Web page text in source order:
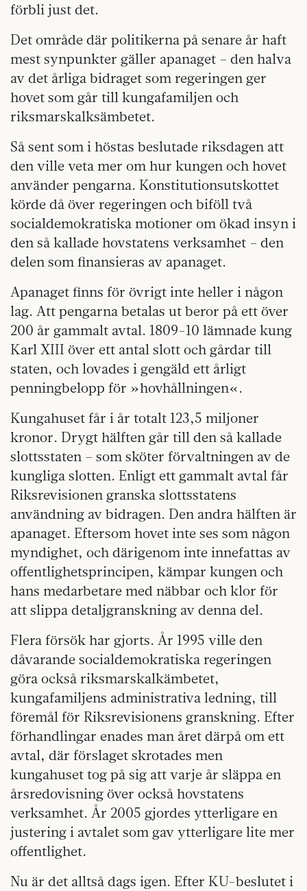
förbli just det.
Det område där politikerna på senare år haft
mest synpunkter gäller apanaget – den halva
av det årliga bidraget som regeringen ger
hovet som går till kungafamiljen och
riksmarskalksämbetet.
Så sent som i höstas beslutade riksdagen att
den ville veta mer om hur kungen och hovet
använder pengarna. Konstitutionsutskottet
körde då över regeringen och biföll två
socialdemokratiska motioner om ökad insyn i
den så kallade hovstatens verksamhet – den
delen som finansieras av apanaget.
Apanaget finns för övrigt inte heller i någon
lag. Att pengarna betalas ut beror på ett över
200 år gammalt avtal. 1809-10 lämnade kung
Karl XIII över ett antal slott och gårdar till
staten, och lovades i gengäld ett årligt
penningbelopp för »hovhållningen«.
Kungahuset får i år totalt 123,5 miljoner
kronor. Drygt hälften går till den så kallade
slottsstaten – som sköter förvaltningen av de
kungliga slotten. Enligt ett gammalt avtal får
Riksrevisionen granska slottsstatens
användning av bidragen. Den andra hälften är
apanaget. Eftersom hovet inte ses som någon
myndighet, och därigenom inte innefattas av
offentlighetsprincipen, kämpar kungen och
hans medarbetare med näbbar och klor för
att slippa detaljgranskning av denna del.
Flera försök har gjorts. År 1995 ville den
dåvarande socialdemokratiska regeringen
göra också riksmarskalkämbetet,
kungafamiljens administrativa ledning, till
föremål för Riksrevisionens granskning. Efter
förhandlingar enades man året därpå om ett
avtal, där förslaget skrotades men
kungahuset tog på sig att varje år släppa en
årsredovisning över också hovstatens
verksamhet. År 2005 gjordes ytterligare en
justering i avtalet som gav ytterligare lite mer
offentlighet.
Nu är det alltså dags igen. Efter KU-beslutet i